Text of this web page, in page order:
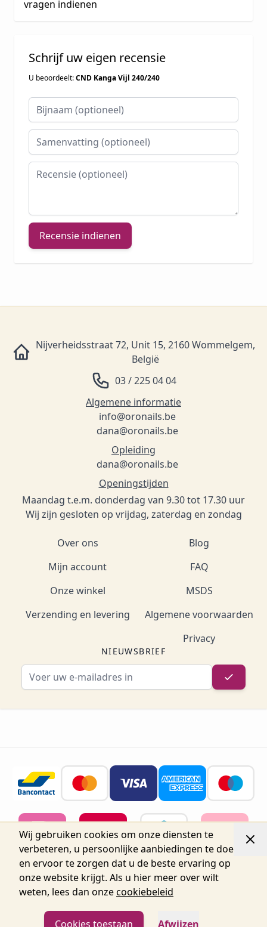
Wij gebruiken cookies om onze diensten te
verbeteren, u persoonlijke aanbiedingen te doen
en ervoor te zorgen dat u de beste ervaring op
onze website krijgt. Als u hier meer over wilt
weten, lees dan onzecookiebeleid
Cookies toestaan Afwijzen
vragen indienen
Schrijf uw eigen recensie
U beoordeelt:CND Kanga Vijl 240/240
Bijnaam
Samenvatting
Recensie
Recensie indienen
Nijverheidsstraat 72, Unit 15, 2160 Wommelgem,
België
03 / 225 04 04
Algemene informatie
info@oronails.be
dana@oronails.be
Opleiding
dana@oronails.be
Openingstijden
Maandag t.e.m. donderdag van 9.30 tot 17.30 uur
Wij zijn gesloten op vrijdag, zaterdag en zondag
Over ons
Mijn account
Onze winkel
Verzending en levering
Blog
FAQ
MSDS
Algemene voorwaarden
Privacy
NIEUWSBRIEF
© 2026 Belgium Oro Nails.Nijverheidsstraat 72, Unit 15,
2160 Wommelgem, België tel.+32 3 225 04 04
info@oronails.be BTW: BE0471151071